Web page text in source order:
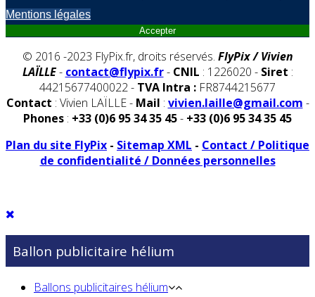
Mentions légales
Accepter
© 2016 -2023 FlyPix.fr, droits réservés. FlyPix / Vivien
LAÏLLE - contact@flypix.fr- CNIL : 1226020 - Siret :
44215677400022 - TVA Intra : FR8744215677
Contact : Vivien LAÏLLE - Mail : vivien.laille@gmail.com -
Phones : +33 (0)6 95 34 35 45- +33 (0)6 95 34 35 45
Plan du site FlyPix - Sitemap XML - Contact / Politique
de confidentialité / Données personnelles
Ballon publicitaire hélium
Ballons publicitaires hélium